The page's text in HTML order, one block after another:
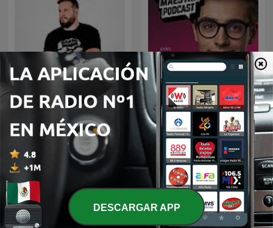
Diego Ruzzarin Mente Maestra Podcast
DESCARGAR APP